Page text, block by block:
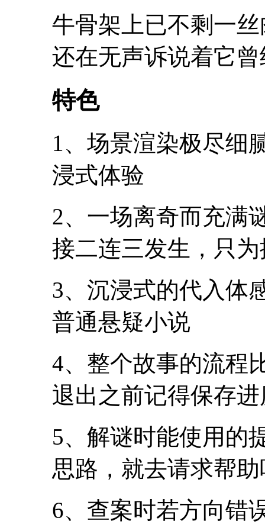
牛骨架上已不剩一
还在无声诉说着它
特色
1、场景渲染极尽细
浸式体验
2、一场离奇而充满
接二连三发生，只
3、沉浸式的代入体
普通悬疑小说
4、整个故事的流程
退出之前记得保存
5、解谜时能使用的
思路，就去请求帮助
6、查案时若方向错